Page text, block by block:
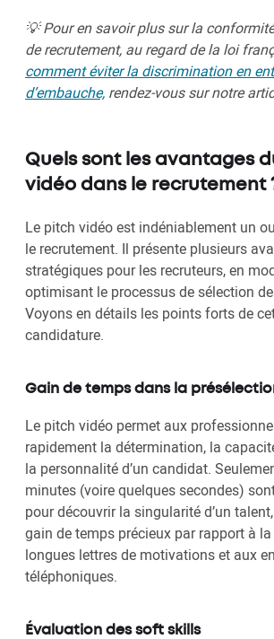
💡 Pour en savoir plus sur la
de recrutement, au regard de la loi
comment éviter la discrimination en
d’embauche, rendez-vous sur notre
Quels sont les avantages
vidéo dans le recrutement
Le pitch vidéo est indéniablement un
le recrutement. Il présente plusieurs
stratégiques pour les recruteurs, en
optimisant le processus de sélection
Voyons en détails les points forts de
candidature.
Gain de temps dans la
Le pitch vidéo permet aux
rapidement la détermination, la
la personnalité d’un candidat.
minutes (voire quelques secondes)
pour découvrir la singularité d’un
gain de temps précieux par rapport à
longues lettres de motivations et aux
téléphoniques.
Évaluation des soft skills